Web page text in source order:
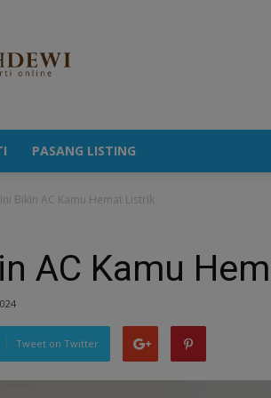
PASANG LISTING
Bikin AC Kamu Hemat Listrik
AC Kamu
Tweet on Twitter